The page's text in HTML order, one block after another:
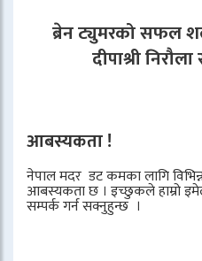
ब्रेन ट्युमरको सफल
दीपाश्री
आबस्यकता !
नेपाल मदर डट कमका लागि
आबस्यकता छ । इच्छुकले हाम्रो
सम्पर्क गर्न सक्नुहुन्छ ।